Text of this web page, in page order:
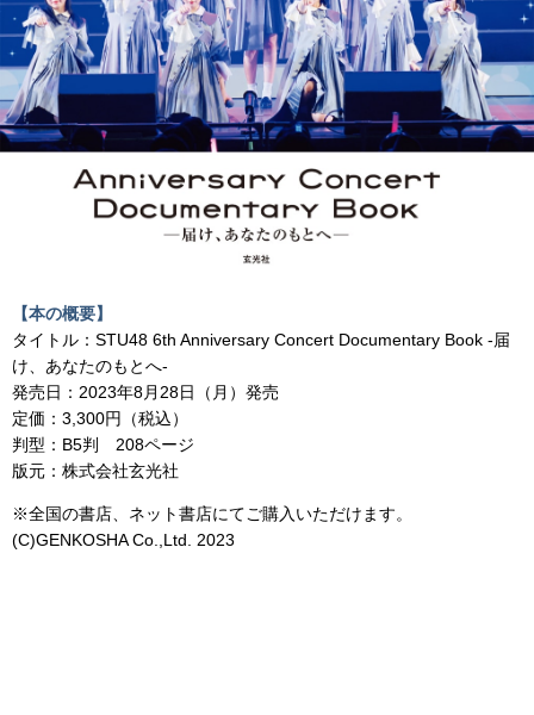
【本の概要】
タイトル：STU48 6th Anniversary Concert Documentary Book -届
け、あなたのもとへ-
発売日：2023年8月28日（月）発売
定価：3,300円（税込）
判型：B5判 208ページ
版元：株式会社玄光社
※全国の書店、ネット書店にてご購入いただけます。
(C)GENKOSHA Co.,Ltd. 2023